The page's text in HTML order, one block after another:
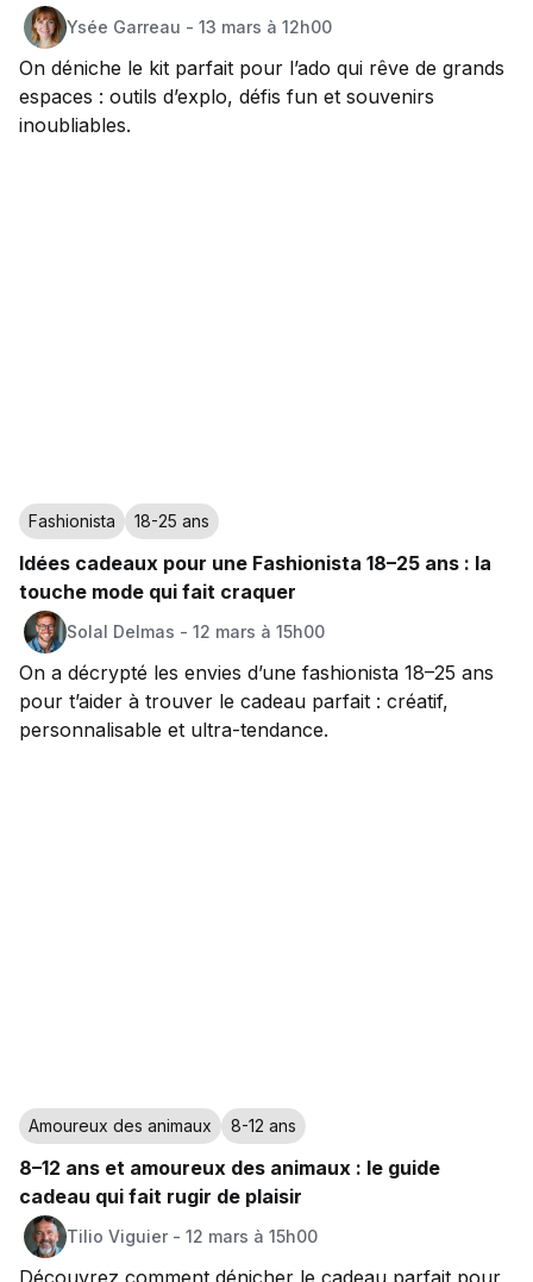
Ysée Garreau - 13 mars à 12h00
On déniche le kit parfait pour l’ado qui rêve de grands
espaces : outils d’explo, défis fun et souvenirs
inoubliables.
Fashionista 18-25 ans
Idées cadeaux pour une Fashionista 18–25 ans : la
touche mode qui fait craquer
Solal Delmas - 12 mars à 15h00
On a décrypté les envies d’une fashionista 18–25 ans
pour t’aider à trouver le cadeau parfait : créatif,
personnalisable et ultra-tendance.
Amoureux des animaux 8-12 ans
8–12 ans et amoureux des animaux : le guide
cadeau qui fait rugir de plaisir
Tilio Viguier - 12 mars à 15h00
Découvrez comment dénicher le cadeau parfait pour